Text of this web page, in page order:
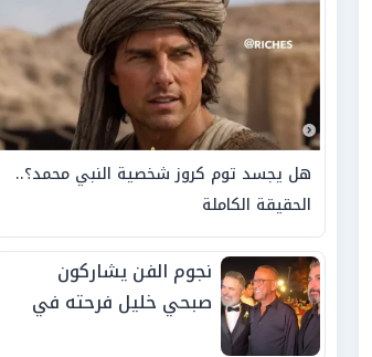
هل يجسد توم كروز شخصية النبي محمد؟..
الحقيقة الكاملة
نجوم الفن يشاركون
صبحي خليل فرحته في